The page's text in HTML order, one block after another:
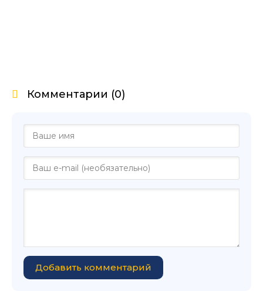
Комментарии (0)
Добавить комментарий